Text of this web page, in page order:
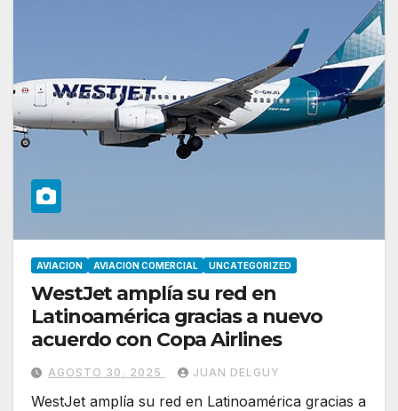
AVIACION AVIACION COMERCIAL UNCATEGORIZED
WestJet amplía su red en
Latinoamérica gracias a nuevo
acuerdo con Copa Airlines
AGOSTO 30, 2025 JUAN DELGUY
WestJet amplía su red en Latinoamérica gracias a